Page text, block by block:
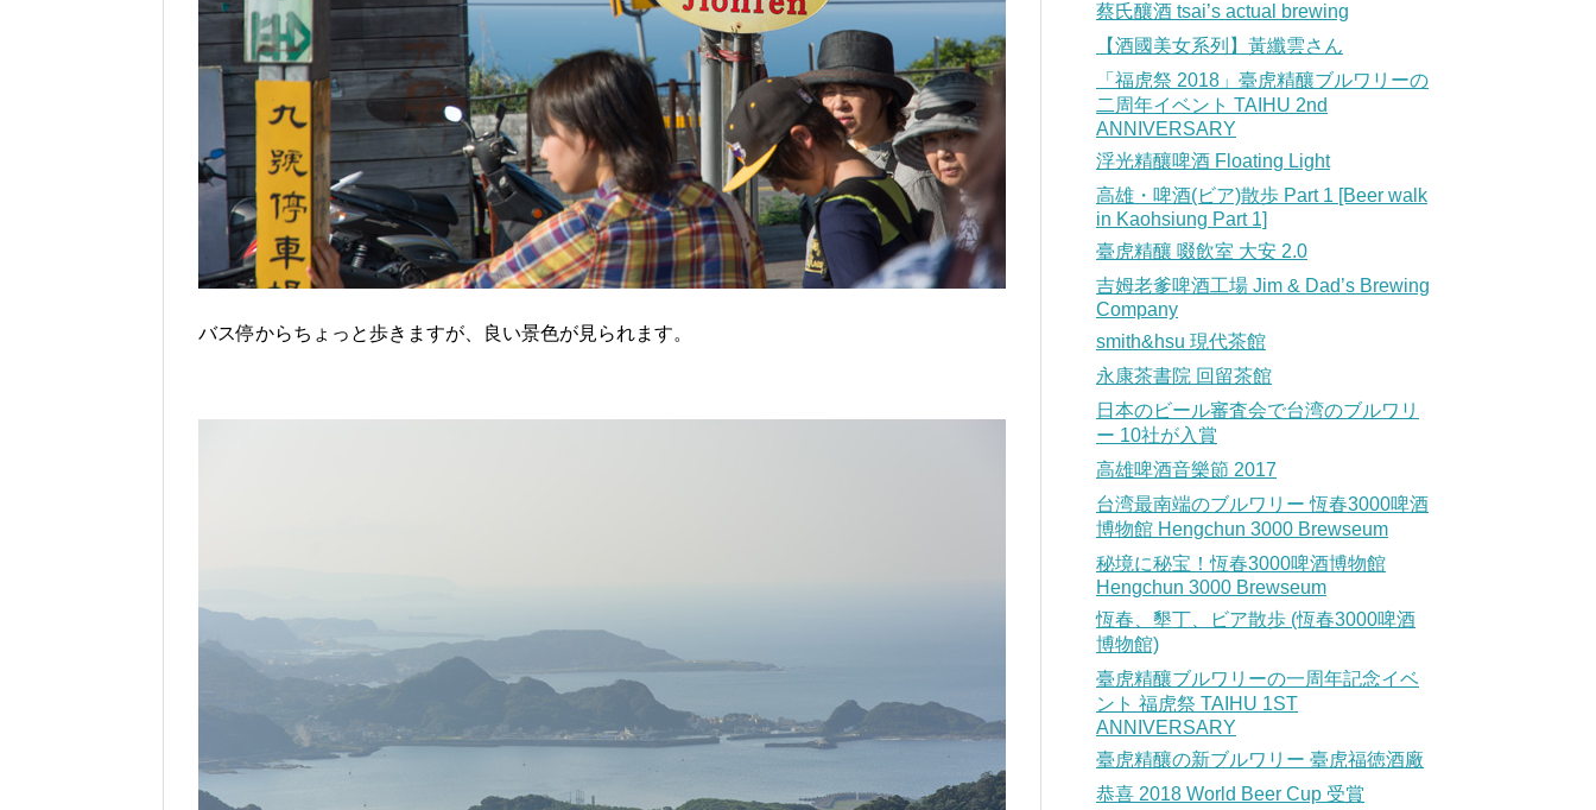
バス停からちょっと歩きますが、良い景色が見られます。
蔡氏釀酒 tsai’s actual brewing
【酒國美女系列】黃纖雲さん
「福虎祭 2018」臺虎精釀ブルワリーの
二周年イベント TAIHU 2nd
ANNIVERSARY
浮光精釀啤酒 Floating Light
高雄・啤酒(ビア)散歩 Part 1 [Beer walk
in Kaohsiung Part 1]
臺虎精釀 啜飲室 大安 2.0
吉姆老爹啤酒工場 Jim & Dad’s Brewing
Company
smith&hsu 現代茶館
永康茶書院 回留茶館
日本のビール審査会で台湾のブルワリ
ー 10社が入賞
高雄啤酒音樂節 2017
台湾最南端のブルワリー 恆春3000啤酒
博物館 Hengchun 3000 Brewseum
秘境に秘宝！恆春3000啤酒博物館
Hengchun 3000 Brewseum
恆春、墾丁、ビア散歩 (恆春3000啤酒
博物館)
臺虎精釀ブルワリーの一周年記念イベ
ント 福虎祭 TAIHU 1ST
ANNIVERSARY
臺虎精釀の新ブルワリー 臺虎福徳酒廠
恭喜 2018 World Beer Cup 受賞